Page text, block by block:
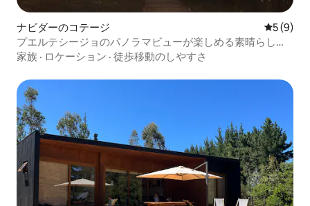
ナビダーのコテージ レビュー
5 (9)
プエルテシージョのパノラマビューが楽しめる素晴らしい
家です
家族 · ロケーション · 徒歩移動のしやすさ